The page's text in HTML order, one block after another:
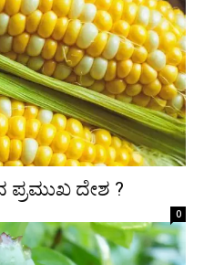
ಪ್ರಮುಖ ದೇಶ ?
0